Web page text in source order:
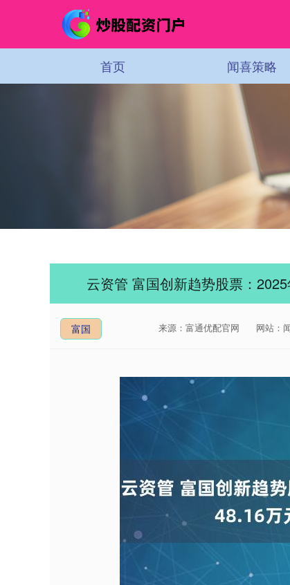
首页 闻喜策略
云资管 富国创新趋势股票：
富国 来源：富通优配官网 网站：